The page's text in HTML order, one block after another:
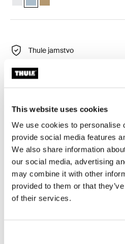
This website uses cookies
We use cookies to personalise
provide social media features
We also share information
our social media, advertising
may combine it with other
provided to them or that
of their services.
Thule jamstvo
Ovaj komplet izdržljivih, malih
pakiranje pomoći će povećati
održati vas organiziranim.